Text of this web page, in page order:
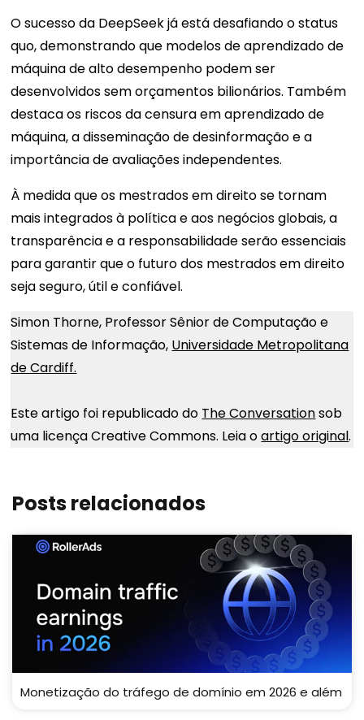
O sucesso da DeepSeek já está desafiando o status
quo, demonstrando que modelos de aprendizado de
máquina de alto desempenho podem ser
desenvolvidos sem orçamentos bilionários. Também
destaca os riscos da censura em aprendizado de
máquina, a disseminação de desinformação e a
importância de avaliações independentes.
À medida que os mestrados em direito se tornam
mais integrados à política e aos negócios globais, a
transparência e a responsabilidade serão essenciais
para garantir que o futuro dos mestrados em direito
seja seguro, útil e confiável.
Simon Thorne, Professor Sênior de Computação e
Sistemas de Informação, Universidade Metropolitana
de Cardiff.
Este artigo foi republicado do The Conversationsob
uma licença Creative Commons. Leia oartigo original.
Posts relacionados
Monetização do tráfego de domínio em 2026 e além